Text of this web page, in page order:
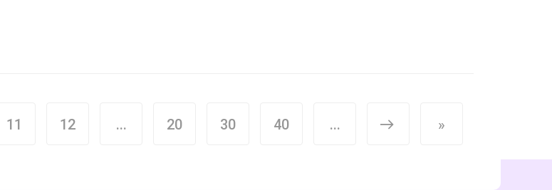
11 12 ... 20 30 40 ... > »